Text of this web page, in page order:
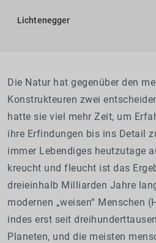
Lichtenegger
Die Natur hat gegenüber den
Konstrukteuren zwei
hatte sie viel mehr Zeit, um
ihre Erfindungen bis ins Detail
immer Lebendiges heutzutage
kreucht und fleucht ist das
dreieinhalb Milliarden Jahre
modernen „weisen“ Menschen
indes erst seit
Planeten, und die meisten